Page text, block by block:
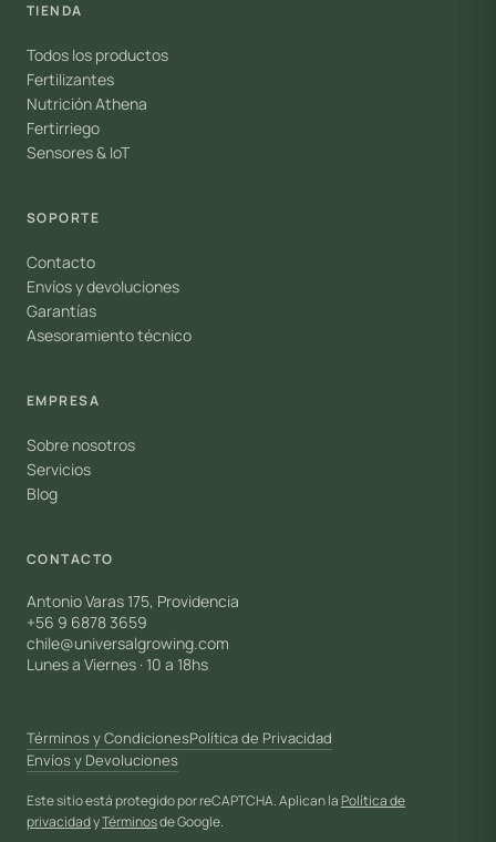
TIENDA
Todos los productos
Fertilizantes
Nutrición Athena
Fertirriego
Sensores & IoT
SOPORTE
Contacto
Envíos y devoluciones
Garantías
Asesoramiento técnico
EMPRESA
Sobre nosotros
Servicios
Blog
CONTACTO
Antonio Varas 175, Providencia
+56 9 6878 3659
chile@universalgrowing.com
Lunes a Viernes · 10 a 18hs
Términos y CondicionesPolítica de Privacidad
Envíos y Devoluciones
Este sitio está protegido por reCAPTCHA. Aplican la Política de
privacidadyTérminosde Google.